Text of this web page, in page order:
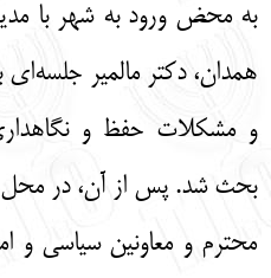
به محض ورود به شهر با
همدان، دکتر مالمیر
و مشکلات حفظ و
بحث شد. پس از آن، در محل
محترم و معاونین سیاسی و